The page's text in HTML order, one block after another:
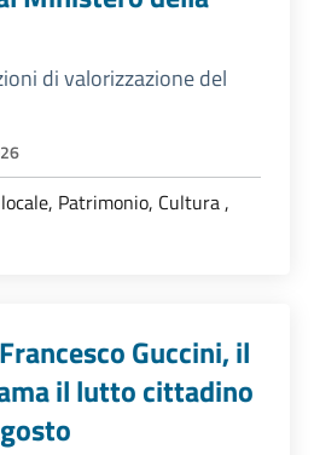
di valorizzazione del
Patrimonio, Cultura,
Guccini, il
il lutto cittadino